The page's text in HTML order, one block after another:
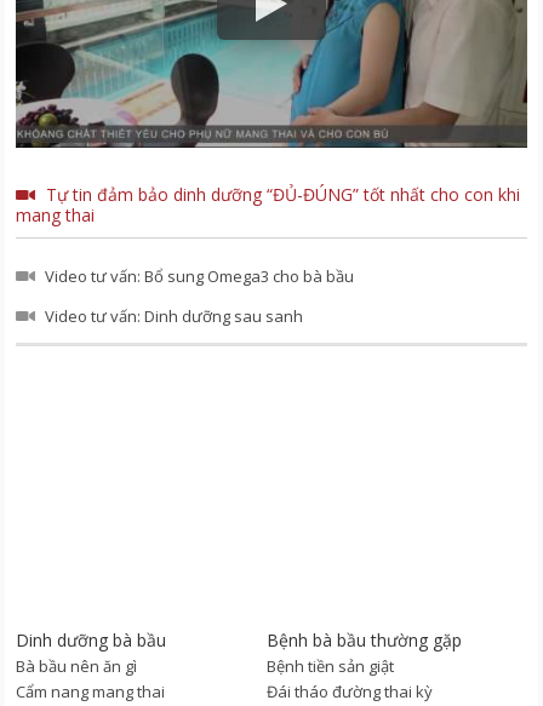
Tự tin đảm bảo dinh dưỡng “ĐỦ-ĐÚNG” tốt nhất cho con khi
mang thai
Video tư vấn: Bổ sung Omega3 cho bà bầu
Video tư vấn: Dinh dưỡng sau sanh
Dinh dưỡng bà bầu
Bà bầu nên ăn gì
Cẩm nang mang thai
Bệnh bà bầu thường gặp
Bệnh tiền sản giật
Đái tháo đường thai kỳ